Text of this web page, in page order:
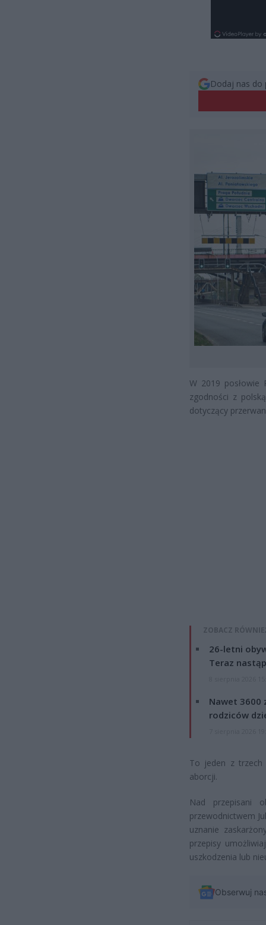
Dodaj nas do
W 2019 posłowie
zgodności z
dotyczący
ZOBACZ
26-letni
Teraz
Nawet 3600
rodziców
To jeden z trzech
aborcji.
Nad przepisani
przewodnictwem
uznanie
przepisy
uszkodzenia lub
Obserwuj